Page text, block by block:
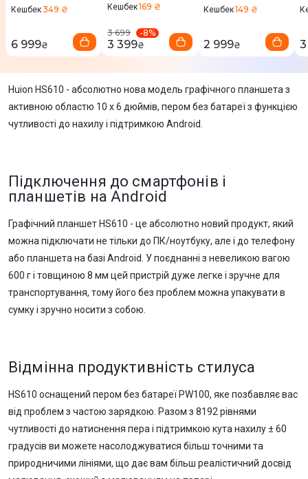
Кешбек349 ₴
6 999₴
Кешбек169 ₴
3 699 -8%
3 399₴
Кешбек149 ₴
2 999₴
Huion HS610 - абсолютно нова модель графічного планшета з
активною областю 10 x 6 дюймів, пером без батареї з функцією
чутливості до нахилу і підтримкою Android.
Підключення до смартфонів і
планшетів на Android
Графічний планшет HS610 - це абсолютно новий продукт, який
можна підключати не тільки до ПК/ноутбуку, але і до телефону
або планшета на базі Android. У поєднанні з невеликою вагою
600 г і товщиною 8 мм цей пристрій дуже легке і зручне для
транспортування, тому його без проблем можна упакувати в
сумку і зручно носити з собою.
Відмінна продуктивність стилуса
HS610 оснащений пером без батареї PW100, яке позбавляє вас
від проблем з частою зарядкою. Разом з 8192 рівнями
чутливості до натиснення пера і підтримкою кута нахилу ± 60
градусів ви можете насолоджуватися більш точними та
природничими лініями, що дає вам більш реалістичний досвід